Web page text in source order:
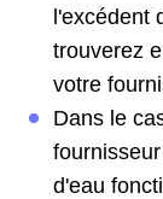
l'excédent
trouverez
votre
Dans le
d'eau